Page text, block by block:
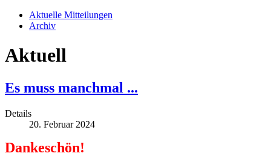
Aktuelle Mitteilungen
Archiv
Aktuell
Es muss manchmal ...
Details
20. Februar 2024
Dankeschön!